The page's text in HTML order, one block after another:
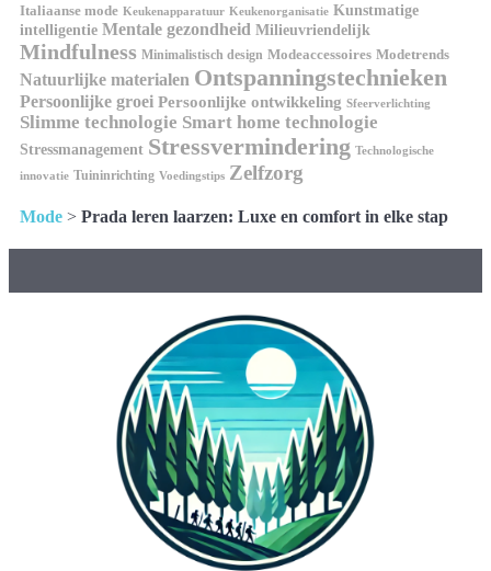
Italiaanse mode Keukenapparatuur Keukenorganisatie Kunstmatige
intelligentie Mentale gezondheid Milieuvriendelijk
Mindfulness Minimalistisch design Modeaccessoires Modetrends
Natuurlijke materialen Ontspanningstechnieken
Persoonlijke groei Persoonlijke ontwikkeling Sfeerverlichting
Slimme technologie Smart home technologie
Stressmanagement Stressvermindering Technologische
innovatie Tuininrichting Voedingstips Zelfzorg
Mode > Prada leren laarzen: Luxe en comfort in elke stap